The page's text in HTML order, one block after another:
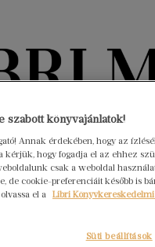
Interjúk
harcol,
szabott könyvajánlatok!
Annak érdekében, hogy az
kérjük, hogy fogadja el az ehhez
csak a weboldal
de cookie-preferenciáit később is
el a Libri
Süti beállítások